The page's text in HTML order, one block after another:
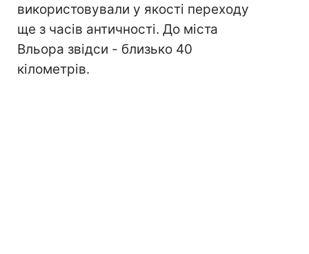
використовували у якості переходу
ще з часів античності. До міста
Вльора звідси - близько 40
кілометрів.